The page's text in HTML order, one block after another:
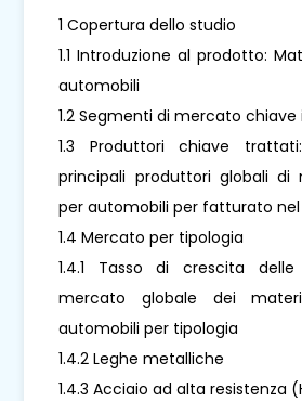
1 Copertura dello studio
1.1 Introduzione al prodotto:
automobili
1.2 Segmenti di mercato
1.3 Produttori chiave
principali produttori globali di
per automobili per fatturato nel
1.4 Mercato per tipologia
1.4.1 Tasso di crescita
mercato globale dei
automobili per tipologia
1.4.2 Leghe metalliche
1.4.3 Acciaio ad alta resistenza